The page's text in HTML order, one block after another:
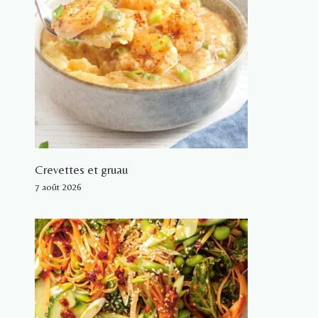
Crevettes et gruau
7 août 2026